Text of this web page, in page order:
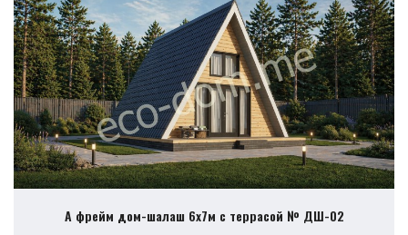
А фрейм дом-шалаш 6х7м с террасой № ДШ-02